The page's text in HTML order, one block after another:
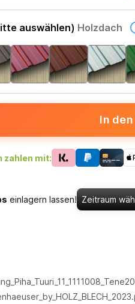
auswählen) Holzdach
In
zahlen mit:
einlagern lassen! Zeitraum